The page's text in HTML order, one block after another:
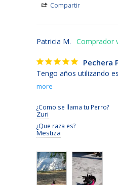
Compartir
Patricia M.
Pechera
Tengo años utilizando
¿Como se llama tu Perro?
Zuri
¿Que raza es?
Mestiza